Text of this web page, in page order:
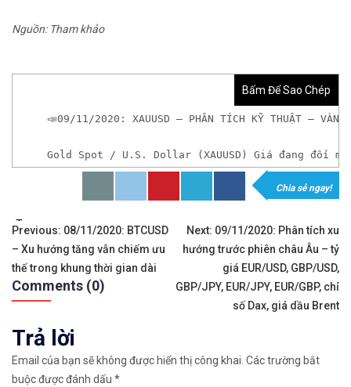
Nguồn: Tham khảo
Bấm Để Sao Chép
📣09/11/2020: XAUUSD – PHÂN TÍCH KỸ THUẬT – VÀNG
Gold Spot / U.S. Dollar (XAUUSD) Giá đang đối
* Nếu bạn chưa có tài khoản giao dịch kim loại
Sàn Exness
Chia sẻ ngay!
Tags:
Điều
hướng
bài
viết
Previous: 08/11/2020: BTCUSD
– Xu hướng tăng vẫn chiếm ưu
thế trong khung thời gian dài
Next: 09/11/2020: Phân tích xu
hướng trước phiên châu Âu – tỷ
giá EUR/USD, GBP/USD,
GBP/JPY, EUR/JPY, EUR/GBP, chỉ
số Dax, giá dầu Brent
Comments (0)
Trả lời
Email của bạn sẽ không được hiển thị công khai. Các trường bắt
buộc được đánh dấu *